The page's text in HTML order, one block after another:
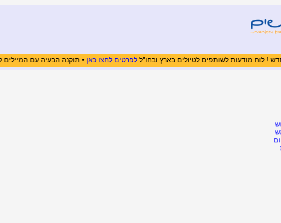
! לוח מודעות לשותפים לטיולים בארץ ובחו"ללפרטים לחצו כאן • תוקנה הבעיה עם